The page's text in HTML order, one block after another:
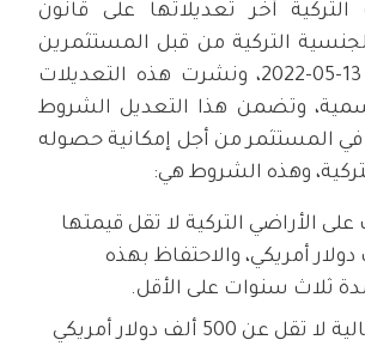
آخر تعديلاتها على قانون
التركية من قبل المستثمرين
الأجانب بتاريخ 13-05-2022، ونشرت هذه التعديلات
وتضمن هذا التعديل الشروط
في المستثمر من أجل إمكانية حصوله
وهذه الشروط هي:
الأراضي التركية لا تقل قيمتها
ألف دولار أمريكي، والاحتفاظ بهذه
ثلاث سنوات على الأقل.
إيداع مبالغ مالية لا تقل عن 500 ألف دولار أمريكي